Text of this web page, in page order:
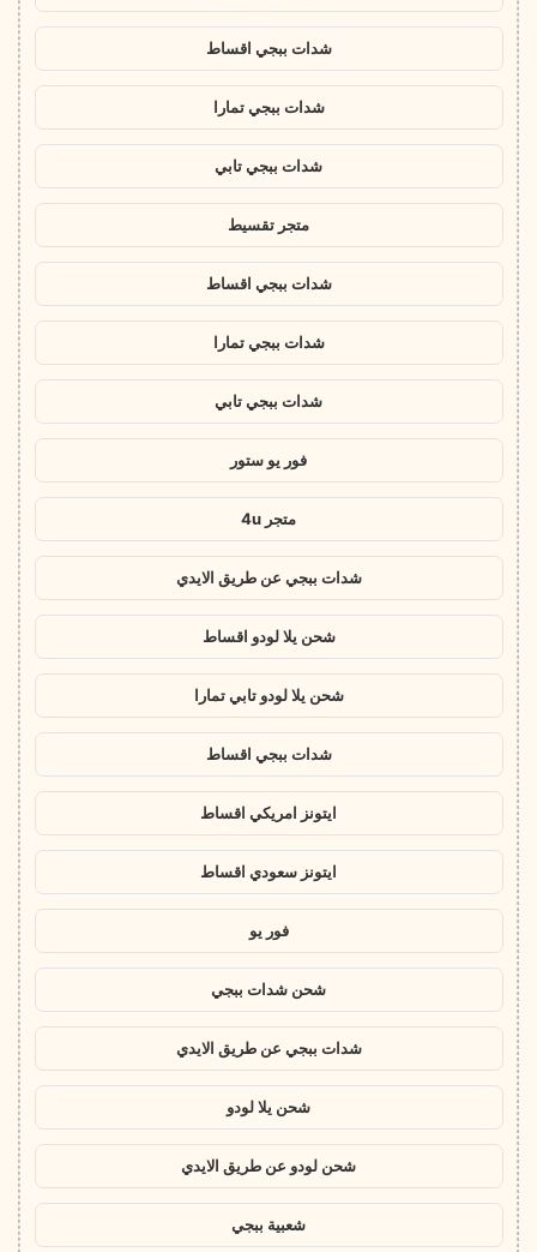
شدات ببجي اقساط
شدات ببجي تمارا
شدات ببجي تابي
متجر تقسيط
شدات ببجي اقساط
شدات ببجي تمارا
شدات ببجي تابي
فور يو ستور
متجر 4u
شدات ببجي عن طريق الايدي
شحن يلا لودو اقساط
شحن يلا لودو تابي تمارا
شدات ببجي اقساط
ايتونز امريكي اقساط
ايتونز سعودي اقساط
فور يو
شحن شدات ببجي
شدات ببجي عن طريق الايدي
شحن يلا لودو
شحن لودو عن طريق الايدي
شعبية ببجي